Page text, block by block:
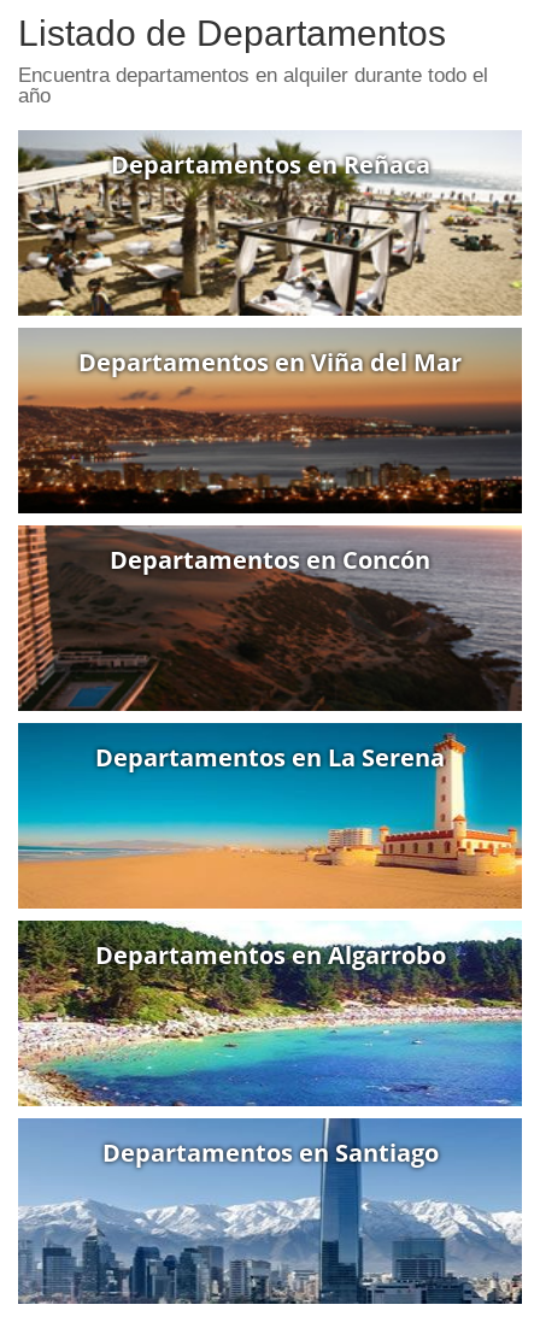
Listado de Departamentos
Encuentra departamentos en alquiler durante todo el
año
Departamentos en Reñaca
Departamentos en Viña del Mar
Departamentos en Concón
Departamentos en La Serena
Departamentos en Algarrobo
Departamentos en Santiago